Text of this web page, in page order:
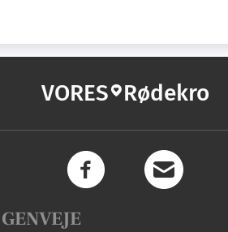
VORES Rødekro
GENVEJE